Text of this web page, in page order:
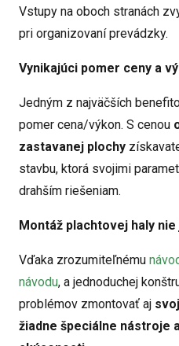
Vstupy na oboch stranách
pri organizovaní prevádzky.
Vynikajúci pomer ceny a
Jedným z najväčších
pomer cena/výkon. S cenou
zastavanej plochy
stavbu, ktorá svojimi
drahším riešeniam.
Montáž plachtovej haly
Vďaka zrozumiteľnému
návodu, a jednoduchej
problémov zmontovať aj
žiadne špeciálne nástroje